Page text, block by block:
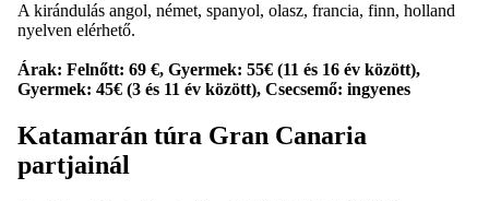
A kirándulás angol, német, spanyol, olasz, francia, finn, holland
nyelven elérhető.
Árak: Felnőtt: 69 €, Gyermek: 55€ (11 és 16 év között),
Gyermek: 45€ (3 és 11 év között), Csecsemő: ingyenes
Katamarán túra Gran Canaria
partjainál